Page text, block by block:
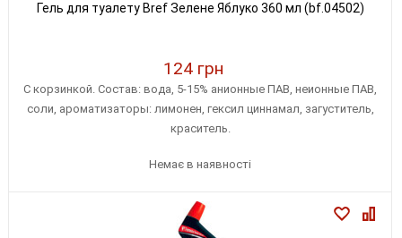
Гель для туалету Bref Зелене Яблуко 360 мл (bf.04502)
124 грн
С корзинкой. Состав: вода, 5-15% анионные ПАВ, неионные ПАВ,
соли, ароматизаторы: лимонен, гексил циннамал, загуститель,
краситель.
Немає в наявності